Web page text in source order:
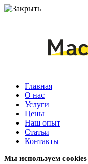
Главная
О нас
Услуги
Цены
Наш опыт
Статьи
Контакты
Мы используем cookies